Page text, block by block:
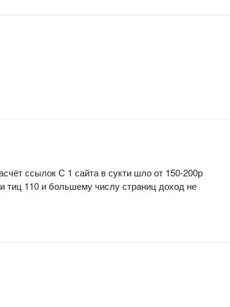
ссылок С 1 сайта в сукти шло от 150-200р
тиц 110 и большему числу страниц доход не